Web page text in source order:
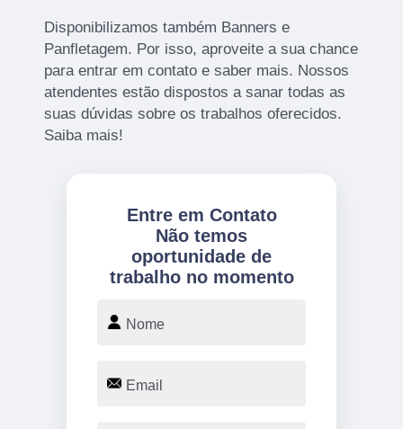
Disponibilizamos também Banners e
Panfletagem. Por isso, aproveite a sua chance
para entrar em contato e saber mais. Nossos
atendentes estão dispostos a sanar todas as
suas dúvidas sobre os trabalhos oferecidos.
Saiba mais!
Entre em Contato
Não temos
oportunidade de
trabalho no momento